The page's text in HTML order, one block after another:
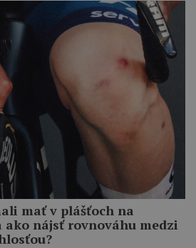
mať v plášťoch na
ako nájsť rovnováhu medzi